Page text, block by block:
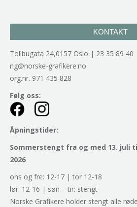
KONTAKT
Tollbugata 24,0157 Oslo | 23 35 89 40
ng@norske-grafikere.no
org.nr. 971 435 828
Følg oss:
Åpningstider:
Sommerstengt fra og med 13. juli
2026
ons og fre: 12-17 | tor 12-18
lør: 12-16 | søn – tir: stengt
Norske Grafikere holder stengt alle